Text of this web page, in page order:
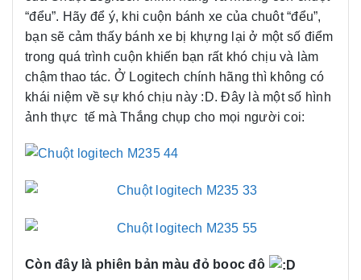
“đểu”. Hãy để ý, khi cuộn bánh xe của chuôt “đểu”,
bạn sẽ cảm thấy bánh xe bị khựng lại ở một số điểm
trong quá trình cuộn khiến bạn rất khó chịu và làm
chậm thao tác. Ở Logitech chính hãng thì không có
khái niệm về sự khó chịu này :D. Đây là một số hình
ảnh thực tế mà Thắng chụp cho mọi người coi:
Còn đây là phiên bản màu đỏ booc đô